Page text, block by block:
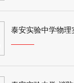
泰安实验中学物